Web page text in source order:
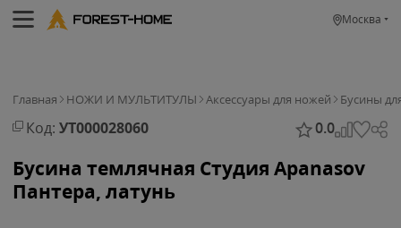
Москва
Главная НОЖИ И МУЛЬТИТУЛЫ Аксессуары для ножей Бусины
Код: УТ000028060 0.0
Бусина темлячная Студия Apanasov
Пантера, латунь